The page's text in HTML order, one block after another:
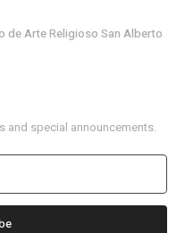
de Arte Religioso San Alberto
and special announcements.